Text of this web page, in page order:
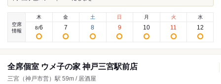
空席
情報
木
8/6
金
7
土
8
日
9
月
10
火
11
水
12
全席個室 ウメ子の家 神戸三宮駅前店
三宮（神戸市営）駅 59m / 居酒屋